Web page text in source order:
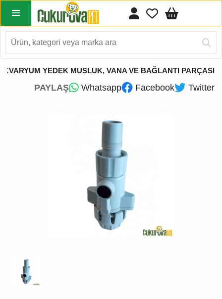
YEDEK MUSLUK, VANA VE BAĞLANTI PARÇASI
PAYLAŞ Whatsapp Facebook Twitter